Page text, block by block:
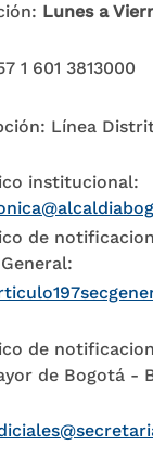
Lunes a
1 601 3813000
Línea
institucional:
de
de
de Bogotá -